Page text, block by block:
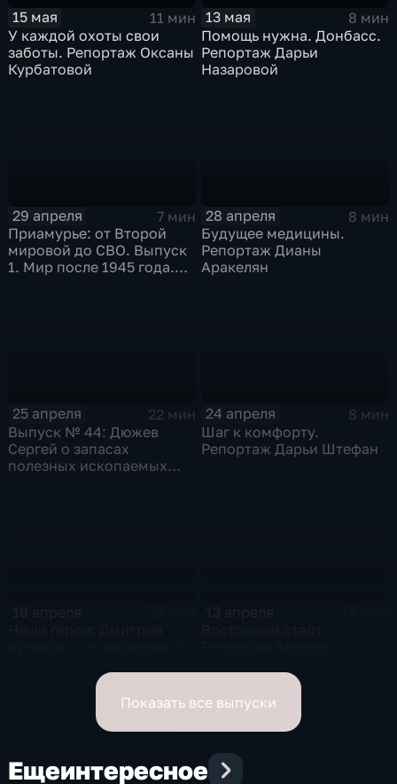
15 мая
11 мин
У каждой охоты свои
заботы. Репортаж Оксаны
Курбатовой
13 мая
8 мин
Помощь нужна. Донбасс.
Репортаж Дарьи
Назаровой
29 апреля
7 мин
Приамурье: от Второй
мировой до СВО. Выпуск
1. Мир после 1945 года.
28 апреля
8 мин
Будущее медицины.
Репортаж Дианы
Аракелян
25 апреля
22 мин
Выпуск № 44: Дюжев
Сергей о запасах
полезных ископаемых
24 апреля
8 мин
Шаг к комфорту.
Репортаж Дарьи Штефан
Показать все выпуски
Ещеинтересное